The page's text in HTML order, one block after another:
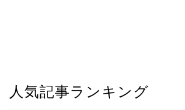
人気記事ランキング